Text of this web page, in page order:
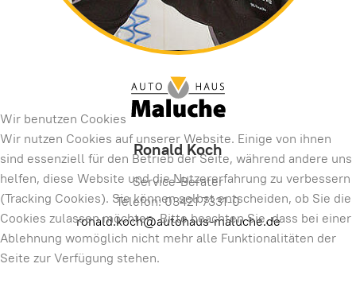
Ronald Koch
Service-Berater
Telefon: 03421 7331-0
ronald.koch@autohaus-maluche.de
Wir benutzen Cookies
Wir nutzen Cookies auf unserer Website. Einige von ihnen
sind essenziell für den Betrieb der Seite, während andere uns
helfen, diese Website und die Nutzererfahrung zu verbessern
(Tracking Cookies). Sie können selbst entscheiden, ob Sie die
Cookies zulassen möchten. Bitte beachten Sie, dass bei einer
Ablehnung womöglich nicht mehr alle Funktionalitäten der
Seite zur Verfügung stehen.